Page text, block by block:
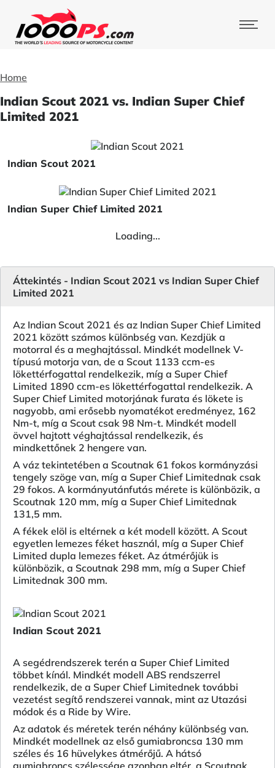
Home
Indian Scout 2021 vs. Indian Super Chief
Limited 2021
Indian Scout 2021
Indian Super Chief Limited 2021
Loading...
Áttekintés - Indian Scout 2021 vs Indian Super Chief
Limited 2021
Az Indian Scout 2021 és az Indian Super Chief Limited
2021 között számos különbség van. Kezdjük a
motorral és a meghajtással. Mindkét modellnek V-
típusú motorja van, de a Scout 1133 ccm-es
lökettérfogattal rendelkezik, míg a Super Chief
Limited 1890 ccm-es lökettérfogattal rendelkezik. A
Super Chief Limited motorjának furata és lökete is
nagyobb, ami erősebb nyomatékot eredményez, 162
Nm-t, míg a Scout csak 98 Nm-t. Mindkét modell
övvel hajtott véghajtással rendelkezik, és
mindkettőnek 2 hengere van.
A váz tekintetében a Scoutnak 61 fokos kormányzási
tengely szöge van, míg a Super Chief Limitednak csak
29 fokos. A kormányutánfutás mérete is különbözik, a
Scoutnak 120 mm, míg a Super Chief Limitednak
131,5 mm.
A fékek elöl is eltérnek a két modell között. A Scout
egyetlen lemezes féket használ, míg a Super Chief
Limited dupla lemezes féket. Az átmérőjük is
különbözik, a Scoutnak 298 mm, míg a Super Chief
Limitednak 300 mm.
Indian Scout 2021
A segédrendszerek terén a Super Chief Limited
többet kínál. Mindkét modell ABS rendszerrel
rendelkezik, de a Super Chief Limitednek további
vezetést segítő rendszerei vannak, mint az Utazási
módok és a Ride by Wire.
Az adatok és méretek terén néhány különbség van.
Mindkét modellnek az első gumiabroncsa 130 mm
széles és 16 hüvelykes átmérőjű. A hátsó
gumiabroncs szélessége azonban eltér, a Scoutnak